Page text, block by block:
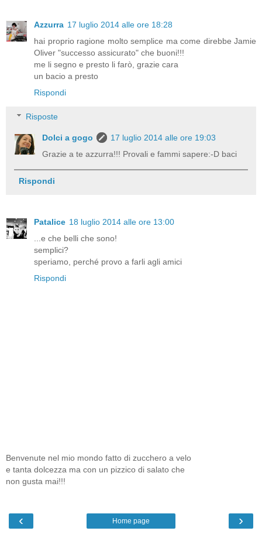
Azzurra 17 luglio 2014 alle ore 18:28
hai proprio ragione molto semplice ma come direbbe Jamie
Oliver "successo assicurato" che buoni!!!
me li segno e presto li farò, grazie cara
un bacio a presto
Rispondi
Risposte
Dolci a gogo
17 luglio 2014 alle ore 19:03
Grazie a te azzurra!!! Provali e fammi sapere:-D baci
Rispondi
Patalice 18 luglio 2014 alle ore 13:00
...e che belli che sono!
semplici?
speriamo, perché provo a farli agli amici
Rispondi
Benvenute nel mio mondo fatto di zucchero a velo
e tanta dolcezza ma con un pizzico di salato che
non gusta mai!!!
‹ ›
Home page